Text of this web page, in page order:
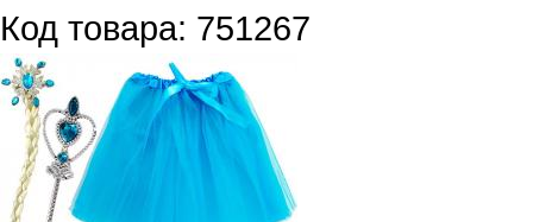
Код товара: 751267